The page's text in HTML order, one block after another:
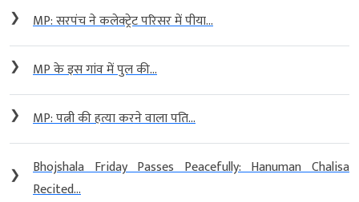
❯ MP: सरपंच ने कलेक्ट्रेट परिसर में पीया...
❯ MP के इस गांव में पुल की...
❯ MP: पत्नी की हत्या करने वाला पति...
❯
Bhojshala Friday Passes Peacefully: Hanuman Chalisa
Recited...